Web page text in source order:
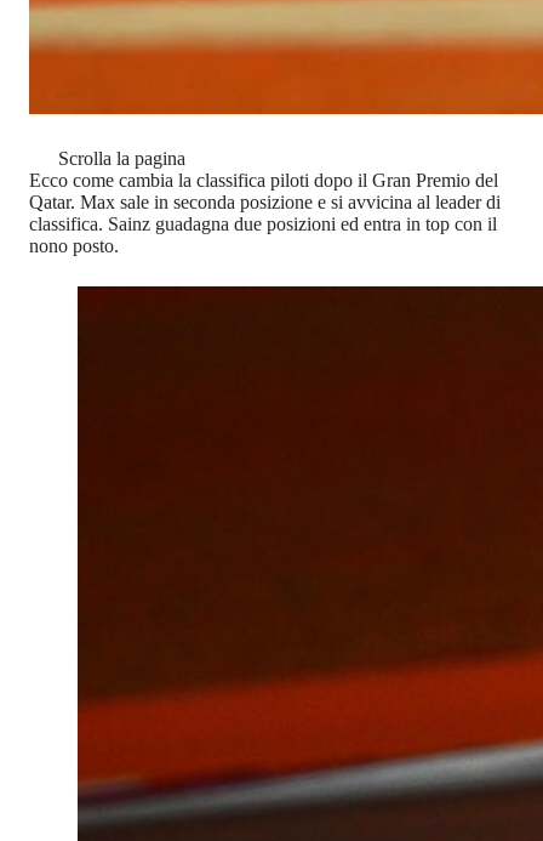
Scrolla la pagina
Ecco come cambia la classifica piloti dopo il Gran Premio del
Qatar. Max sale in seconda posizione e si avvicina al leader di
classifica. Sainz guadagna due posizioni ed entra in top con il
nono posto.